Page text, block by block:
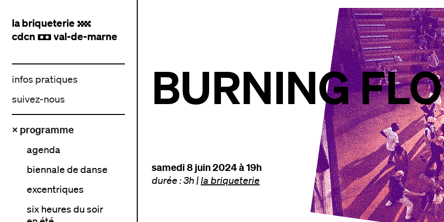
la briqueterie .
cdcn , val-de-marne
infos pratiques
suivez-nous
× programme
agenda
biennale de danse
excentriques
six heures du soir
BURNING
samedi 8 juin 2024 à 19h
durée : 3h | la briqueterie